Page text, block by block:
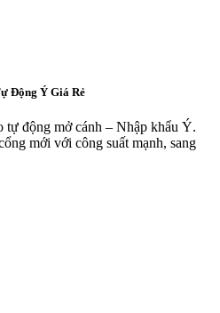
Động Ý Giá Rẻ
tự động mở cánh – Nhập khẩu Ý.
mới với công suất mạnh, sang